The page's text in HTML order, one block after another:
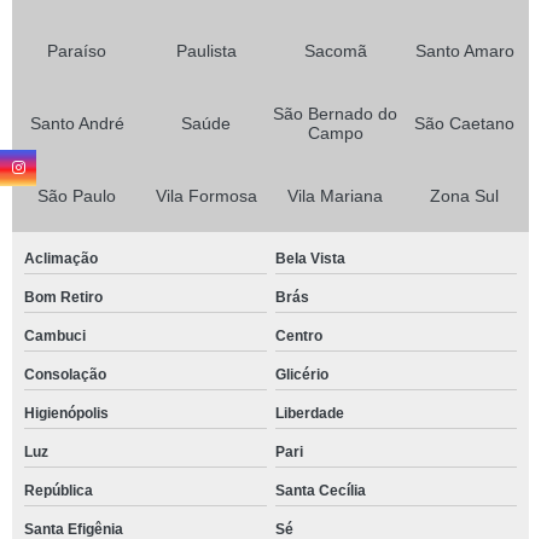
Paraíso Paulista Sacomã Santo Amaro
Santo André Saúde
São Bernado do
Campo
São Caetano
São Paulo Vila Formosa Vila Mariana Zona Sul
Aclimação Bela Vista
Bom Retiro Brás
Cambuci Centro
Consolação Glicério
Higienópolis Liberdade
Luz Pari
República Santa Cecília
Santa Efigênia Sé